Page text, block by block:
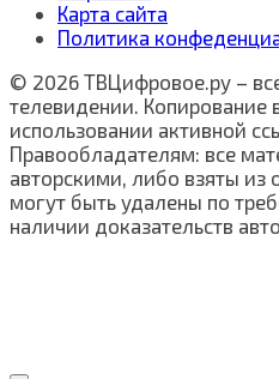
Карта сайта
Политика
© 2026 ТВЦифровое.ру –
телевидении. Копирование
использовании активной
Правообладателям: все
авторскими, либо взяты из
могут быть удалены по
наличии доказательств